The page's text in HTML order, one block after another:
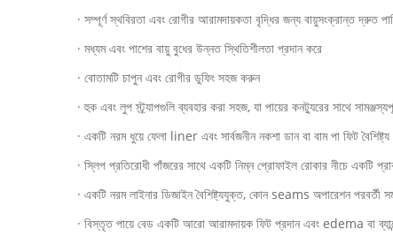
· সম্পূর্ণ স্থবিরতা এবং রোগীর আরামদায়কতা বৃদ্ধির জন্য বায়ুসংক্রান্ত দ্রুত
· মধ্যম এবং পাশের বায়ু বুধের উন্নত স্থিতিশীলতা প্রদান করে
· বোতামটি চাপুন এবং রোগীর ডুফিং সহজ করুন
· হুক এবং লুপ স্ট্র্যাপগুলি ব্যবহার করা সহজ, যা পায়ের কনট্যুরের সাথে
· একটি নরম ধুয়ে ফেলা liner এবং সার্বজনীন নকশা ডান বা বাম পা ফিট বৈশিষ্ট্য
· স্লিপ প্রতিরোধী পাঁজরের সাথে একটি নিম্ন প্রোফাইল রোকার নীচে একটি
· একটি নরম লাইনার ডিজাইন বৈশিষ্ট্যযুক্ত, কোন seams অপারেশন পরবর্তী
· বিস্তৃত পায়ে বেড একটি আরো আরামদায়ক ফিট প্রদান এবং edema বা